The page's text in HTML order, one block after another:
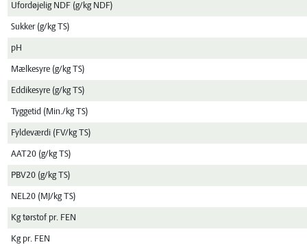
Ufordøjelig NDF (g/kg NDF)
Sukker (g/kg TS)
pH
Mælkesyre (g/kg TS)
Eddikesyre (g/kg TS)
Tyggetid (Min./kg TS)
Fyldeværdi (FV/kg TS)
AAT20 (g/kg TS)
PBV20 (g/kg TS)
NEL20 (MJ/kg TS)
Kg tørstof pr. FEN
Kg pr. FEN